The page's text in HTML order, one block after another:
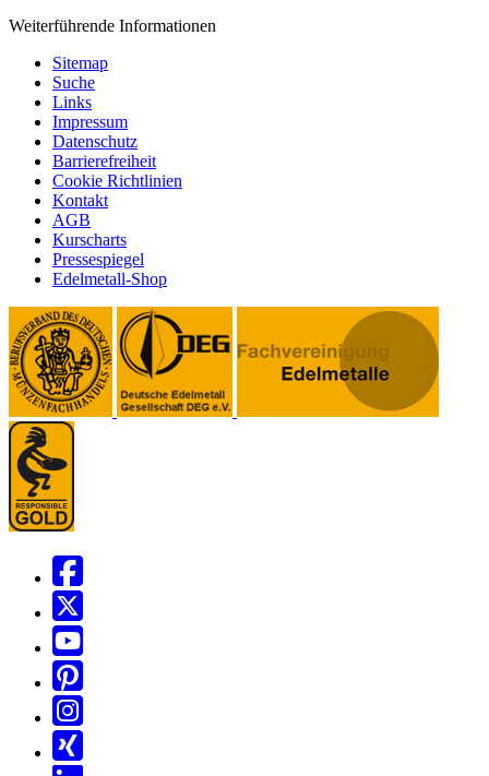
Weiterführende Informationen
Sitemap
Suche
Links
Impressum
Datenschutz
Barrierefreiheit
Cookie Richtlinien
Kontakt
AGB
Kurscharts
Pressespiegel
Edelmetall-Shop